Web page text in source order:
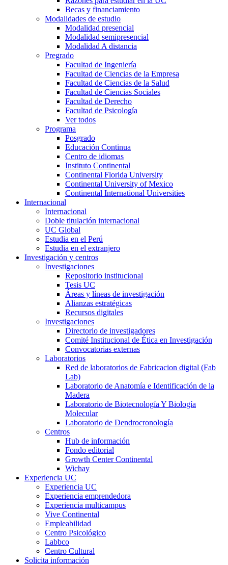
Becas y financiamiento
Modalidades de estudio
Modalidad presencial
Modalidad semipresencial
Modalidad A distancia
Pregrado
Facultad de Ingeniería
Facultad de Ciencias de la Empresa
Facultad de Ciencias de la Salud
Facultad de Ciencias Sociales
Facultad de Derecho
Facultad de Psicología
Ver todos
Programa
Posgrado
Educación Continua
Centro de idiomas
Instituto Continental
Continental Florida University
Continental University of Mexico
Continental International Universities
Internacional
Internacional
Doble titulación internacional
UC Global
Estudia en el Perú
Estudia en el extranjero
Investigación y centros
Investigaciones
Repositorio institucional
Tesis UC
Áreas y líneas de investigación
Alianzas estratégicas
Recursos digitales
Investigaciones
Directorio de investigadores
Comité Institucional de Ética en Investigación
Convocatorias externas
Laboratorios
Red de laboratorios de Fabricacion digital (Fab
Lab)
Laboratorio de Anatomía e Identificación de la
Madera
Laboratorio de Biotecnología Y Biología
Molecular
Laboratorio de Dendrocronología
Centros
Hub de información
Fondo editorial
Growth Center Continental
Wichay
Experiencia UC
Experiencia UC
Experiencia emprendedora
Experiencia multicampus
Vive Continental
Empleabilidad
Centro Psicológico
Labbco
Centro Cultural
Solicita información